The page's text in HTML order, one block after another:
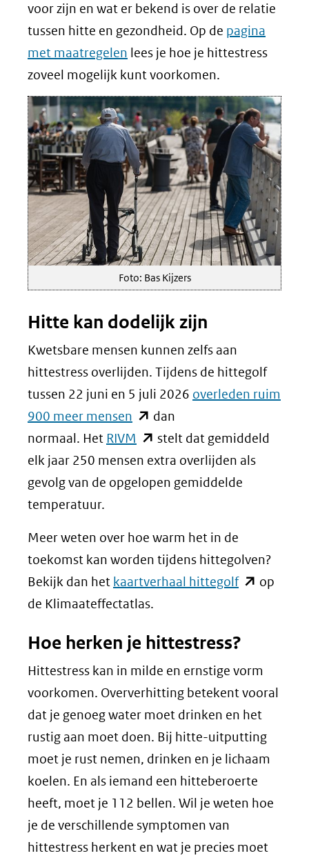
voor zijn en wat er bekend is over de relatie
tussen hitte en gezondheid. Op de pagina
met maatregelen lees je hoe je hittestress
zoveel mogelijk kunt voorkomen.
Foto: Bas Kijzers
Hitte kan dodelijk zijn
Kwetsbare mensen kunnen zelfs aan
hittestress overlijden. Tijdens de hittegolf
tussen 22 juni en 5 juli 2026 overleden ruim
900 meer mensen (opent
in
nieuw
venster)
andere
website)
dan
normaal. Het RIVM (opent
in
nieuw
andere
stelt dat gemiddeld
elk jaar 250 mensen extra overlijden als
gevolg van de opgelopen gemiddelde
temperatuur.
Meer weten over hoe warm het in de
toekomst kan worden tijdens hittegolven?
Bekijk dan het kaartverhaal hittegolf(opent
venster)
(verwijst
naar
een
andere
website)
op
de Klimaateffectatlas.
Hoe herken je hittestress?
Hittestress kan in milde en ernstige vorm
voorkomen. Oververhitting betekent vooral
dat je genoeg water moet drinken en het
rustig aan moet doen. Bij hitte-uitputting
moet je rust nemen, drinken en je lichaam
koelen. En als iemand een hitteberoerte
heeft, moet je 112 bellen. Wil je weten hoe
je de verschillende symptomen van
hittestress herkent en wat je precies moet